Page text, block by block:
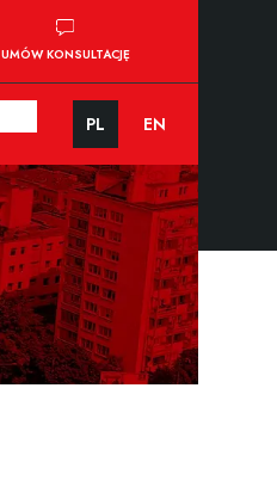
UMÓW KONSULTACJĘ
PL EN